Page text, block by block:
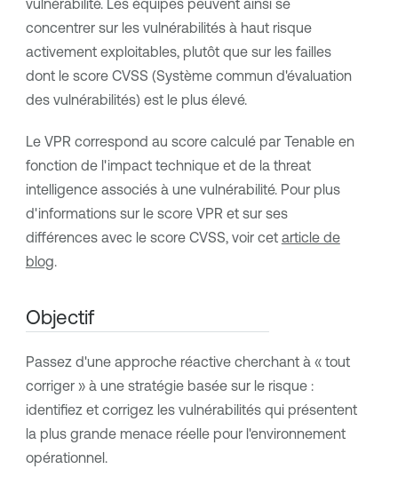
vulnérabilité. Les équipes peuvent ainsi se
concentrer sur les vulnérabilités à haut risque
activement exploitables, plutôt que sur les failles
dont le score CVSS (Système commun d'évaluation
des vulnérabilités) est le plus élevé.
Le VPR correspond au score calculé par Tenableen
fonction de l'impact technique et de la threat
intelligence associés à une vulnérabilité. Pour plus
d'informations sur le score VPR et sur ses
différences avec le score CVSS, voir cet article de
blog.
Objectif
Passez d'une approche réactive cherchant à « tout
corriger » à une stratégie basée sur le risque :
identifiez et corrigez les vulnérabilités qui présentent
la plus grande menace réelle pour l'environnement
opérationnel.